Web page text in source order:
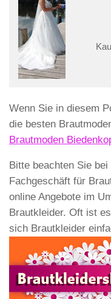
Wenn Sie in diesem
die besten
Brautmoden
Bitte beachten Sie
Fachgeschäft für
online Angebote im
Brautkleider. Oft ist
sich Brautkleider